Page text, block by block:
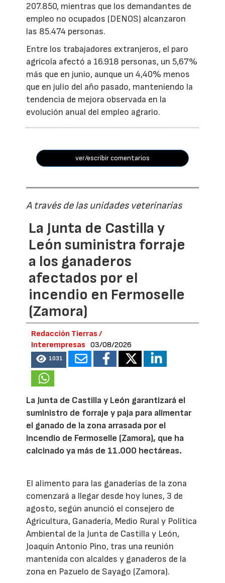
207.850, mientras que los demandantes de
empleo no ocupados (DENOS) alcanzaron
las 85.474 personas.
Entre los trabajadores extranjeros, el paro
agrícola afectó a 16.918 personas, un 5,67%
más que en junio, aunque un 4,40% menos
que en julio del año pasado, manteniendo la
tendencia de mejora observada en la
evolución anual del empleo agrario.
ver/escribir comentarios
A través de las unidades veterinarias
La Junta de Castilla y
León suministra forraje
a los ganaderos
afectados por el
incendio en Fermoselle
(Zamora)
Redacción Tierras /
Interempresas
03/08/2026
1031
La Junta de Castilla y León garantizará el
suministro de forraje y paja para alimentar
el ganado de la zona arrasada por el
incendio de Fermoselle (Zamora), que ha
calcinado ya más de 11.000 hectáreas.
El alimento para las ganaderías de la zona
comenzará a llegar desde hoy lunes, 3 de
agosto, según anunció el consejero de
Agricultura, Ganadería, Medio Rural y Política
Ambiental de la Junta de Castilla y León,
Joaquín Antonio Pino, tras una reunión
mantenida con alcaldes y ganaderos de la
zona en Pazuelo de Sayago (Zamora).